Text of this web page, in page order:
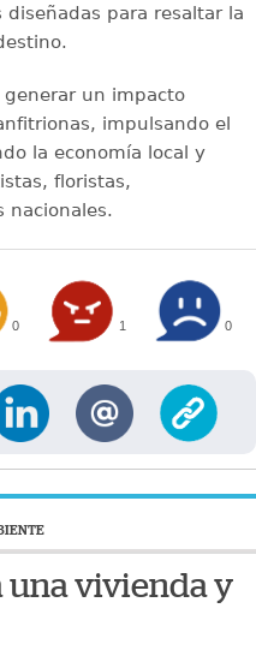
para resaltar la
generar un impacto
impulsando el
la economía local y
floristas,
nacionales.
0 1 0
una vivienda y